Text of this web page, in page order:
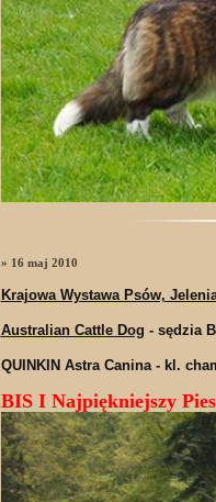
» 16 maj 2010
Krajowa Wystawa Psów,
Australian Cattle Dog - sędzia
QUINKIN Astra Canina - kl.
BIS I Najpiękniejszy